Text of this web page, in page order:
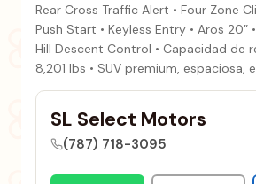
Rear Cross Traffic Alert • Four Zone
Push Start • Keyless Entry • Aros 20”
Hill Descent Control • Capacidad de
8,201 lbs • SUV premium, espaciosa,
SL Select Motors
(787) 718-3095